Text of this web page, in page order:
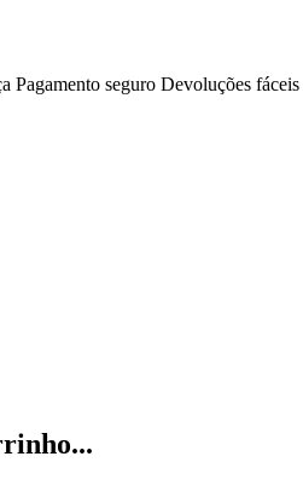
Pagamento seguro Devoluções fáceis